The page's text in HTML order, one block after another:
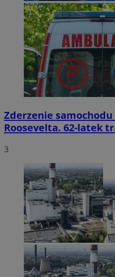
Zderzenie
Roosevelta. 62-latek
3